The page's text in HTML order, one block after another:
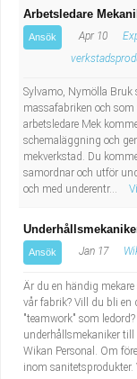
Arbetsledare
Ansök Apr 10
Sylvamo, Nymölla Bruk
massafabriken och
arbetsledare Mek
schemaläggning och
mekverkstad. Du
samordnar och utför
och med underentr...
Ansök Jan 17
Är du en händig
vår fabrik? Vill du bli en
"teamwork" som
underhållsmekaniker
Wikan Personal. Om
inom sanitetsprodukter.